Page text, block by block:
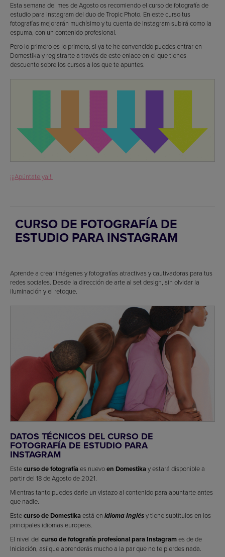
Esta semana del mes de Agosto os recomiendo el curso de fotografía de
estudio para Instagram del duo de Tropic Photo. En este curso tus
fotografías mejorarán muchísimo y tu cuenta de Instagram subirá como la
espuma, con un contenido profesional.
Pero lo primero es lo primero, si ya te he convencido puedes entrar en
Domestika y registrarte a través de este enlace en el que tienes
descuento sobre los cursos a los que te apuntes.
¡¡¡Apúntate ya!!!
CURSO DE FOTOGRAFÍA DE
ESTUDIO PARA INSTAGRAM
Aprende a crear imágenes y fotografías atractivas y cautivadoras para tus
redes sociales. Desde la dirección de arte al set design, sin olvidar la
iluminación y el retoque.
DATOS TÉCNICOS DEL CURSO DE
FOTOGRAFÍA DE ESTUDIO PARA
INSTAGRAM
Estecurso de fotografíaes nuevoen Domestikay estará disponible a
partir del 18 de Agosto de 2021.
Mientras tanto puedes darle un vistazo al contenido para apuntarte antes
que nadie.
Estecurso de Domestikaestá en idioma Inglésy tiene subtítulos en los
principales idiomas europeos.
El nivel del curso de fotografía profesional para Instagrames de de
Iniciación, así que aprenderás mucho a la par que no te pierdes nada.